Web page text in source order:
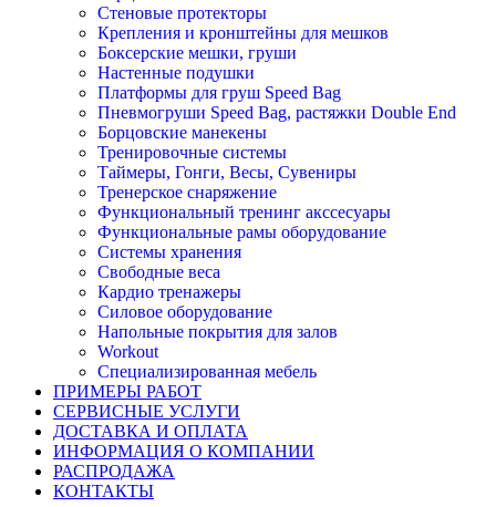
Стеновые протекторы
Крепления и кронштейны для мешков
Боксерские мешки, груши
Настенные подушки
Платформы для груш Speed Bag
Пневмогруши Speed Bag, растяжки Double End
Борцовские манекены
Тренировочные системы
Таймеры, Гонги, Весы, Сувениры
Тренерское снаряжение
Функциональный тренинг акссесуары
Функциональные рамы оборудование
Системы хранения
Свободные веса
Кардио тренажеры
Силовое оборудование
Напольные покрытия для залов
Workout
Специализированная мебель
ПРИМЕРЫ РАБОТ
СЕРВИСНЫЕ УСЛУГИ
ДОСТАВКА И ОПЛАТА
ИНФОРМАЦИЯ О КОМПАНИИ
РАСПРОДАЖА
КОНТАКТЫ